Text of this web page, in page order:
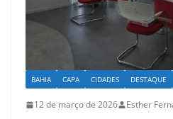
BAHIA CAPA CIDADES DESTAQUE
12 de março de 2026 Esther